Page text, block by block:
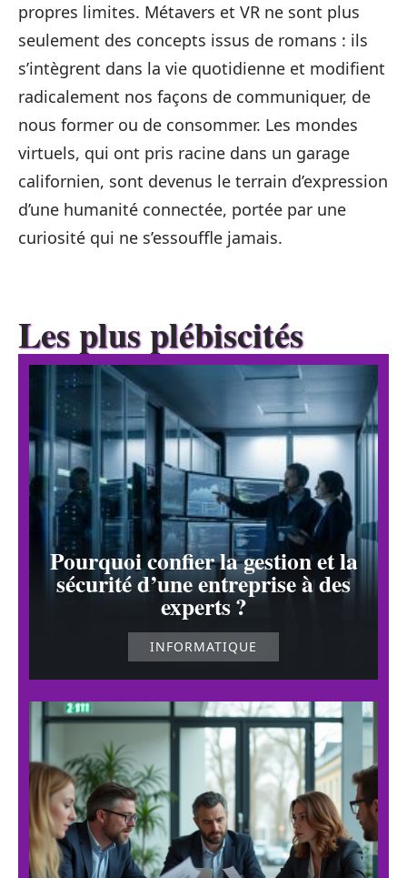
propres limites. Métavers et VR ne sont plus
seulement des concepts issus de romans : ils
s’intègrent dans la vie quotidienne et modifient
radicalement nos façons de communiquer, de
nous former ou de consommer. Les mondes
virtuels, qui ont pris racine dans un garage
californien, sont devenus le terrain d’expression
d’une humanité connectée, portée par une
curiosité qui ne s’essouffle jamais.
Les plus plébiscités
Pourquoi confier la gestion et la
sécurité d’une entreprise à des
experts ?
INFORMATIQUE